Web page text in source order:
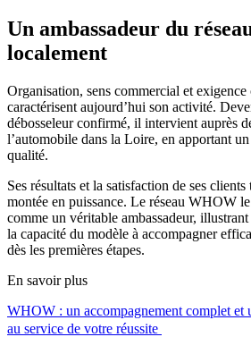
Un ambassadeur du
localement
Organisation, sens commercial et
caractérisent aujourd’hui son activité.
débosseleur confirmé, il intervient auprès
l’automobile dans la Loire, en apportant
qualité.
Ses résultats et la satisfaction de ses
montée en puissance. Le réseau WHOW
comme un véritable ambassadeur,
la capacité du modèle à accompagner
dès les premières étapes.
En savoir plus
WHOW : un accompagnement complet et
au service de votre réussite